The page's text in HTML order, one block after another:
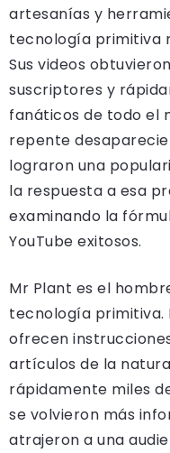
artesanías y
tecnología primitiva
Sus videos
suscriptores y
fanáticos de todo el
repente
lograron una
la respuesta a esa
examinando la
YouTube exitosos.
Mr Plant es el
tecnología primitiva.
ofrecen
artículos de la
rápidamente miles
se volvieron más
atrajeron a una